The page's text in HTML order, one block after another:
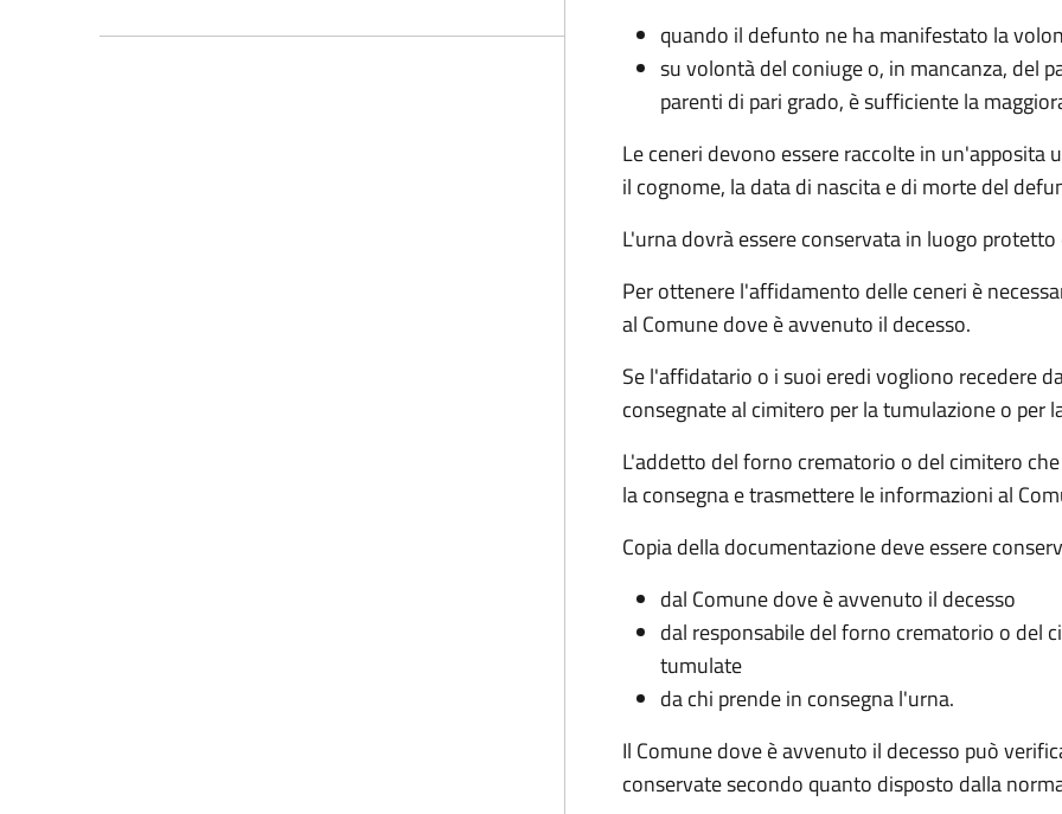
quando il defunto ne ha manifestato la
su volontà del coniuge o, in mancanza, del
parenti di pari grado, è sufficiente la
Le ceneri devono essere raccolte in un'apposita
il cognome, la data di nascita e di morte del
L'urna dovrà essere conservata in luogo
Per ottenere l'affidamento delle ceneri è
al Comune dove è avvenuto il decesso.
Se l'affidatario o i suoi eredi vogliono recedere
consegnate al cimitero per la tumulazione o per
L'addetto del forno crematorio o del cimitero
la consegna e trasmettere le informazioni al
Copia della documentazione deve essere
dal Comune dove è avvenuto il decesso
dal responsabile del forno crematorio o del
tumulate
da chi prende in consegna l'urna.
Il Comune dove è avvenuto il decesso può
conservate secondo quanto disposto dalla